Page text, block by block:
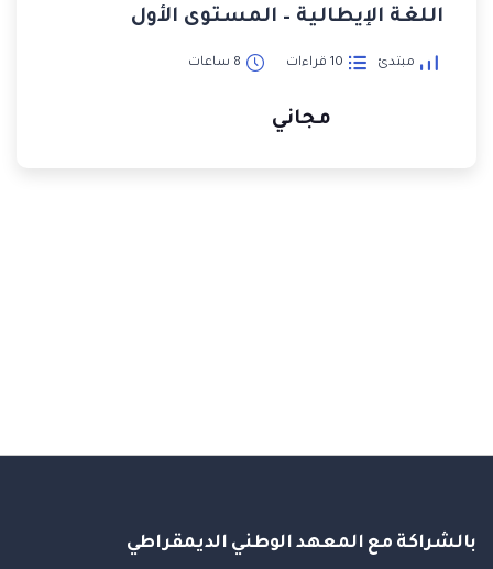
اللغة الإيطالية – المستوى الأول
مبتدئ 10 قراءات 8 ساعات
مجاني
بالشراكة مع المعهد الوطني الديمقراطي